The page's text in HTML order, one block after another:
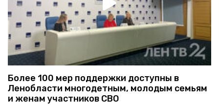
Более 100 мер поддержки доступны в
Ленобласти многодетным, молодым семьям
и женам участников СВО